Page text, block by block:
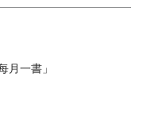
月一書」